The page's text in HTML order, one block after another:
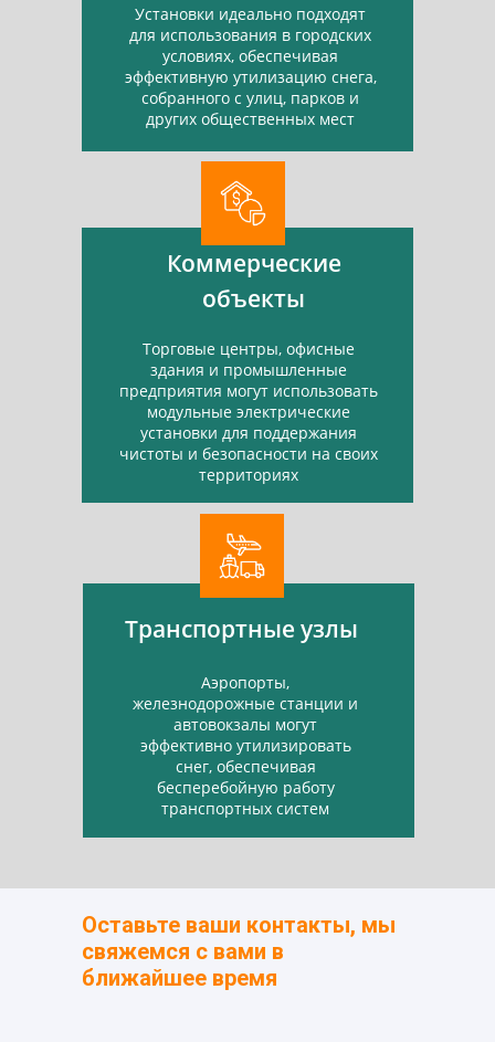
Установки идеально подходят
для использования в городских
условиях, обеспечивая
эффективную утилизацию снега,
собранного с улиц, парков и
других общественных мест
Торговые центры, офисные
здания и промышленные
предприятия могут использовать
модульные электрические
установки для поддержания
чистоты и безопасности на своих
территориях
Аэропорты,
железнодорожные станции и
автовокзалы могут
эффективно утилизировать
снег, обеспечивая
бесперебойную работу
транспортных систем
Коммерческие
объекты
Транспортные узлы
Оставьте ваши контакты, мы
свяжемся с вами в
ближайшее время